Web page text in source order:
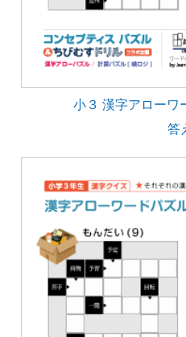
小３ 漢字アローワ
答